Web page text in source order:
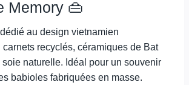
Memory 👜
au design vietnamien
carnets recyclés, céramiques de Bat
soie naturelle. Idéal pour un souvenir
babioles fabriquées en masse.